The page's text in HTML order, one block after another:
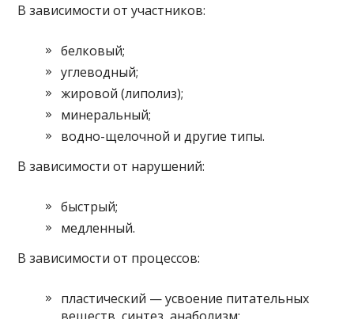
В зависимости от участников:
белковый;
углеводный;
жировой (липолиз);
минеральный;
водно-щелочной и другие типы.
В зависимости от нарушений:
быстрый;
медленный.
В зависимости от процессов:
пластический — усвоение питательных